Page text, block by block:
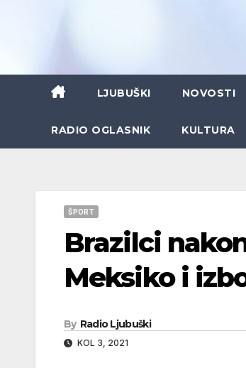
LJUBUŠKI NOVOSTI
RADIO OGLASNIK KULTURA
ŠPORT
Brazilci
Meksiko i
By Radio Ljubuški
KOL 3, 2021